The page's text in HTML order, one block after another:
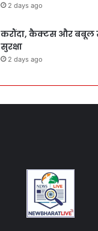
2 days ago
करौंदा, कैक्टस और बबूल
सुरक्षा
2 days ago